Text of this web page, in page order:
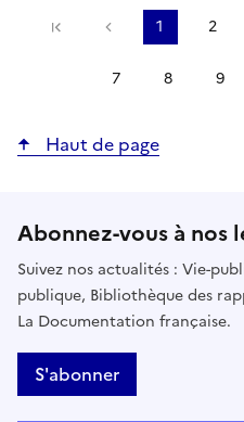
Première pagePrécédent
Page
1 Page
2
Page
7 Page
8 Page
9
Haut de page
Abonnez-vous à
Suivez nos actualités : Vie-
publique, Bibliothèque des
La Documentation française.
S'abonner